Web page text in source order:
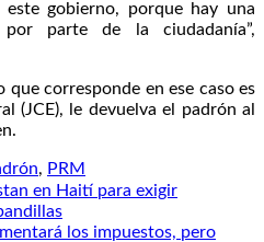
gobierno, porque hay una
por parte de la ciudadanía”,
que corresponde en ese caso es
(JCE), le devuelva el padrón al
, PRM
en Haití para exigir
los impuestos, pero